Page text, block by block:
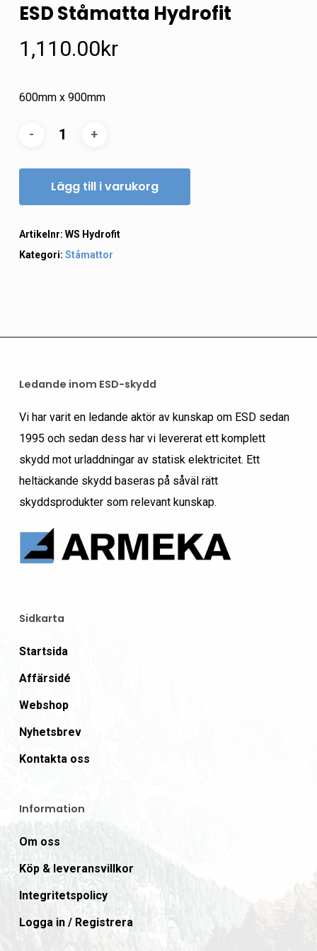
ESD Ståmatta Hydrofit
1,110.00kr
600mm x 900mm
Lägg till i varukorg
Artikelnr: WS Hydrofit
Kategori: Ståmattor
Ledande inom ESD-skydd
Vi har varit en ledande aktör av kunskap om ESD sedan
1995 och sedan dess har vi levererat ett komplett
skydd mot urladdningar av statisk elektricitet. Ett
heltäckande skydd baseras på såväl rätt
skyddsprodukter som relevant kunskap.
Sidkarta
Startsida
Affärsidé
Webshop
Nyhetsbrev
Kontakta oss
Information
Om oss
Köp & leveransvillkor
Integritetspolicy
Logga in / Registrera